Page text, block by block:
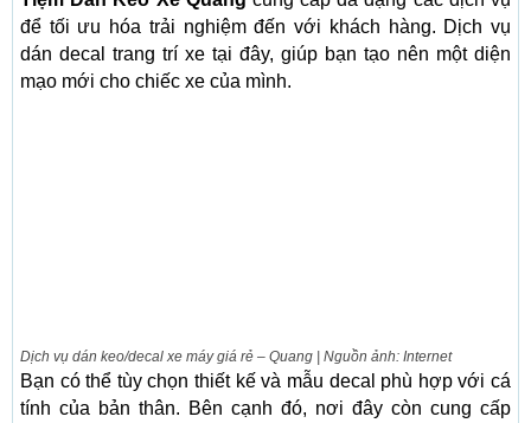
để tối ưu hóa trải nghiệm đến với khách hàng. Dịch vụ
dán decal trang trí xe tại đây, giúp bạn tạo nên một diện
mạo mới cho chiếc xe của mình.
Dịch vụ dán keo/decal xe máy giá rẻ – Quang | Nguồn ảnh: Internet
Bạn có thể tùy chọn thiết kế và mẫu decal phù hợp với cá
tính của bản thân. Bên cạnh đó, nơi đây còn cung cấp